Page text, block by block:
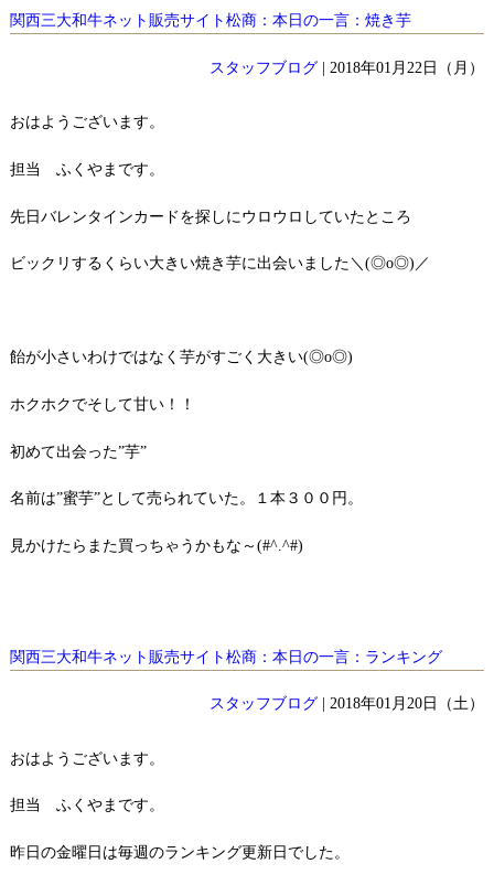
関西三大和牛ネット販売サイト松商：本日の一言：焼き芋
スタッフブログ | 2018年01月22日（月）
おはようございます。
担当 ふくやまです。
先日バレンタインカードを探しにウロウロしていたところ
ビックリするくらい大きい焼き芋に出会いました＼(◎o◎)／
飴が小さいわけではなく芋がすごく大きい(◎o◎)
ホクホクでそして甘い！！
初めて出会った”芋”
名前は”蜜芋”として売られていた。１本３００円。
見かけたらまた買っちゃうかもな～(#^.^#)
関西三大和牛ネット販売サイト松商：本日の一言：ランキング
スタッフブログ | 2018年01月20日（土）
おはようございます。
担当 ふくやまです。
昨日の金曜日は毎週のランキング更新日でした。